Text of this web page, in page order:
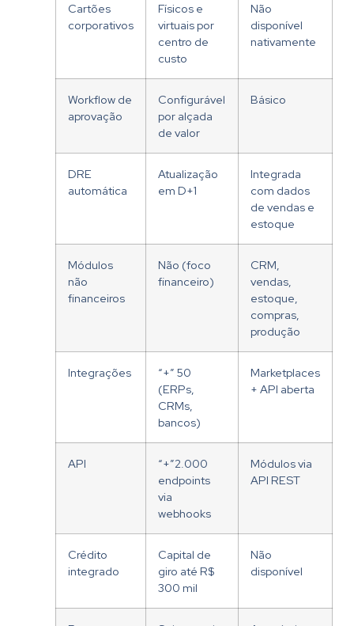
Cartões
corporativos
Físicos e
virtuais por
centro de
custo
Não
disponível
nativamente
Workflow de
aprovação
Configurável
por alçada
de valor
Básico
DRE
automática
Atualização
em D+1
Integrada
com dados
de vendas e
estoque
Módulos
não
financeiros
Não (foco
financeiro)
CRM,
vendas,
estoque,
compras,
produção
Integrações
“+” 50
(ERPs,
CRMs,
bancos)
Marketplaces
+ API aberta
API
“+”2.000
endpoints
via
webhooks
Módulos via
API REST
Crédito
integrado
Capital de
giro até R$
300 mil
Não
disponível